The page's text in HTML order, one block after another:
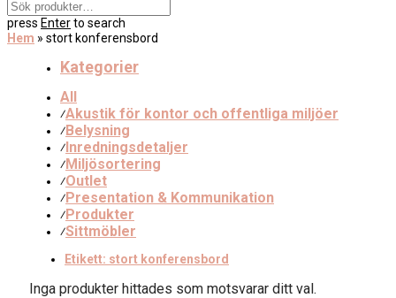
press Enterto search
Hem » stort konferensbord
Kategorier
All
⁄Akustik för kontor och offentliga miljöer
⁄Belysning
⁄Inredningsdetaljer
⁄Miljösortering
⁄Outlet
⁄Presentation & Kommunikation
⁄Produkter
⁄Sittmöbler
Etikett: stort konferensbord
Inga produkter hittades som motsvarar ditt val.